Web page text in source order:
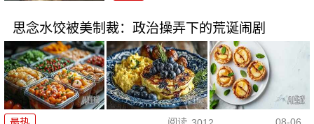
思念水饺被美制裁：政治操弄下的荒诞闹剧
08-06